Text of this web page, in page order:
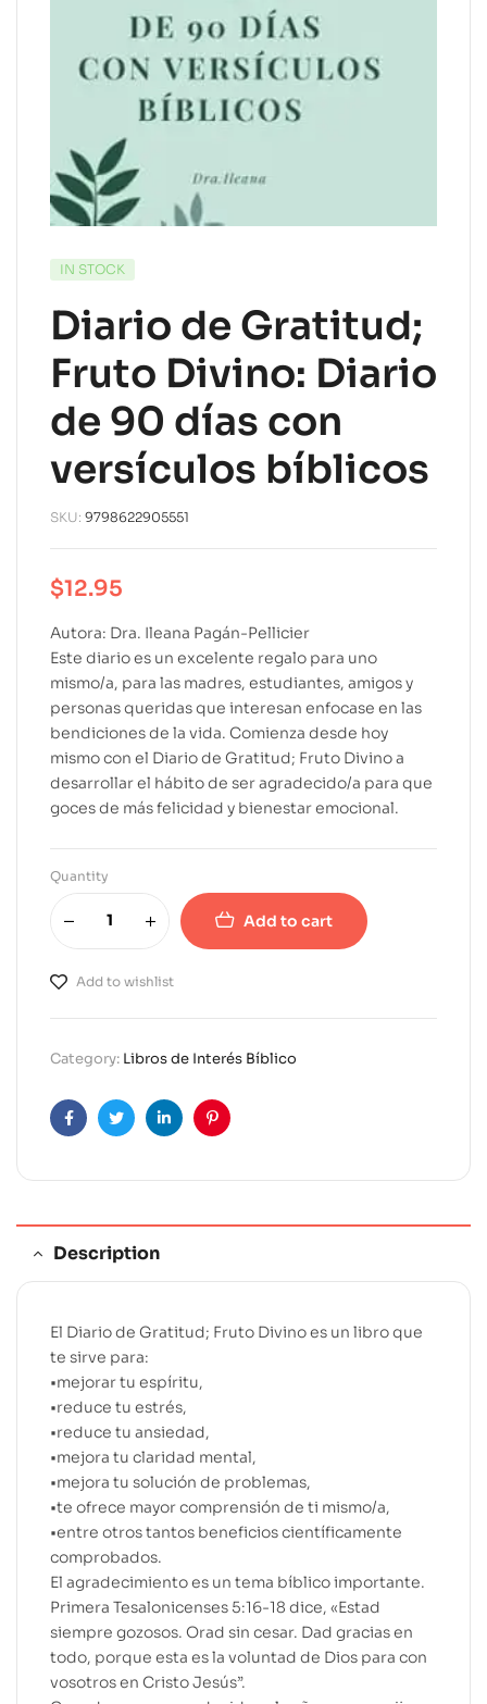
IN STOCK
Diario de Gratitud;
Fruto Divino: Diario
de 90 días con
versículos bíblicos
SKU: 9798622905551
$12.95
Autora: Dra. Ileana Pagán-Pellicier
Este diario es un excelente regalo para uno
mismo/a, para las madres, estudiantes, amigos y
personas queridas que interesan enfocase en las
bendiciones de la vida. Comienza desde hoy
mismo con el Diario de Gratitud; Fruto Divino a
desarrollar el hábito de ser agradecido/a para que
goces de más felicidad y bienestar emocional.
Quantity
Add to cart
Add to wishlist
A
l
e
n
t
:
Category: Libros de Interés Bíblico
FacebookTwitterLinkedinPinterest
Description
El Diario de Gratitud; Fruto Divino es un libro que
te sirve para:
•mejorar tu espíritu,
•reduce tu estrés,
•reduce tu ansiedad,
•mejora tu claridad mental,
•mejora tu solución de problemas,
•te ofrece mayor comprensión de ti mismo/a,
•entre otros tantos beneficios científicamente
comprobados.
El agradecimiento es un tema bíblico importante.
Primera Tesalonicenses 5:16-18 dice, «Estad
siempre gozosos. Orad sin cesar. Dad gracias en
todo, porque esta es la voluntad de Dios para con
vosotros en Cristo Jesús”.